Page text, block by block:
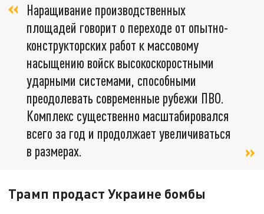
Наращивание производственных
площадей говорит о переходе от опытно-
конструкторских работ к массовому
насыщению войск высокоскоростными
ударными системами, способными
преодолевать современные рубежи ПВО.
Комплекс существенно масштабировался
всего за год и продолжает увеличиваться
в размерах.
Трамп продаст Украине бомбы